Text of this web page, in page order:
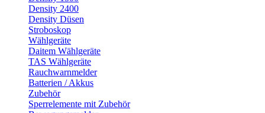
Density 2400
Density Düsen
Stroboskop
Wählgeräte
Daitem Wählgeräte
TAS Wählgeräte
Rauchwarnmelder
Batterien / Akkus
Zubehör
Sperrelemente mit Zubehör